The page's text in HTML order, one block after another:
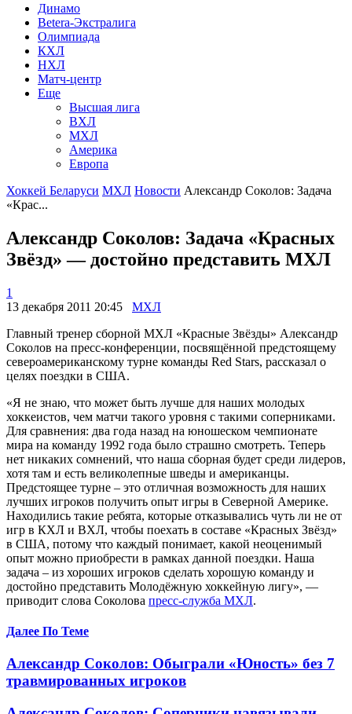
Динамо
Betera-Экстралига
Олимпиада
КХЛ
НХЛ
Матч-центр
Еще
Высшая лига
ВХЛ
МХЛ
Америка
Европа
Хоккей Беларуси МХЛ Новости Александр Соколов: Задача
«Крас...
Александр Соколов: Задача «Красных
Звёзд» — достойно представить МХЛ
1
13 декабря 2011 20:45
МХЛ
Главный тренер сборной МХЛ «Красные Звёзды» Александр
Соколов на пресс-конференции, посвящённой предстоящему
североамериканскому турне команды Red Stars, рассказал о
целях поездки в США.
«Я не знаю, что может быть лучше для наших молодых
хоккеистов, чем матчи такого уровня с такими соперниками.
Для сравнения: два года назад на юношеском чемпионате
мира на команду 1992 года было страшно смотреть. Теперь
нет никаких сомнений, что наша сборная будет среди лидеров,
хотя там и есть великолепные шведы и американцы.
Предстоящее турне – это отличная возможность для наших
лучших игроков получить опыт игры в Северной Америке.
Находились такие ребята, которые отказывались чуть ли не от
игр в КХЛ и ВХЛ, чтобы поехать в составе «Красных Звёзд»
в США, потому что каждый понимает, какой неоценимый
опыт можно приобрести в рамках данной поездки. Наша
задача – из хороших игроков сделать хорошую команду и
достойно представить Молодёжную хоккейную лигу», —
приводит слова Соколова пресс-служба МХЛ.
Далее По Теме
Александр Соколов: Обыграли «Юность» без 7
травмированных игроков